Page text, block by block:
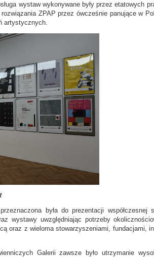
wystaw wykonywane były przez etatowych
ZPAP przez ówcześnie panujące w
artystycznych.
była do prezentacji
wystawy uwzględniając potrzeby
oraz z wieloma stowarzyszeniami, fundacjami,
Galerii zawsze było utrzymanie